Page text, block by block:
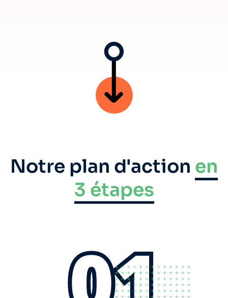
Notre plan d'action en
3 étapes